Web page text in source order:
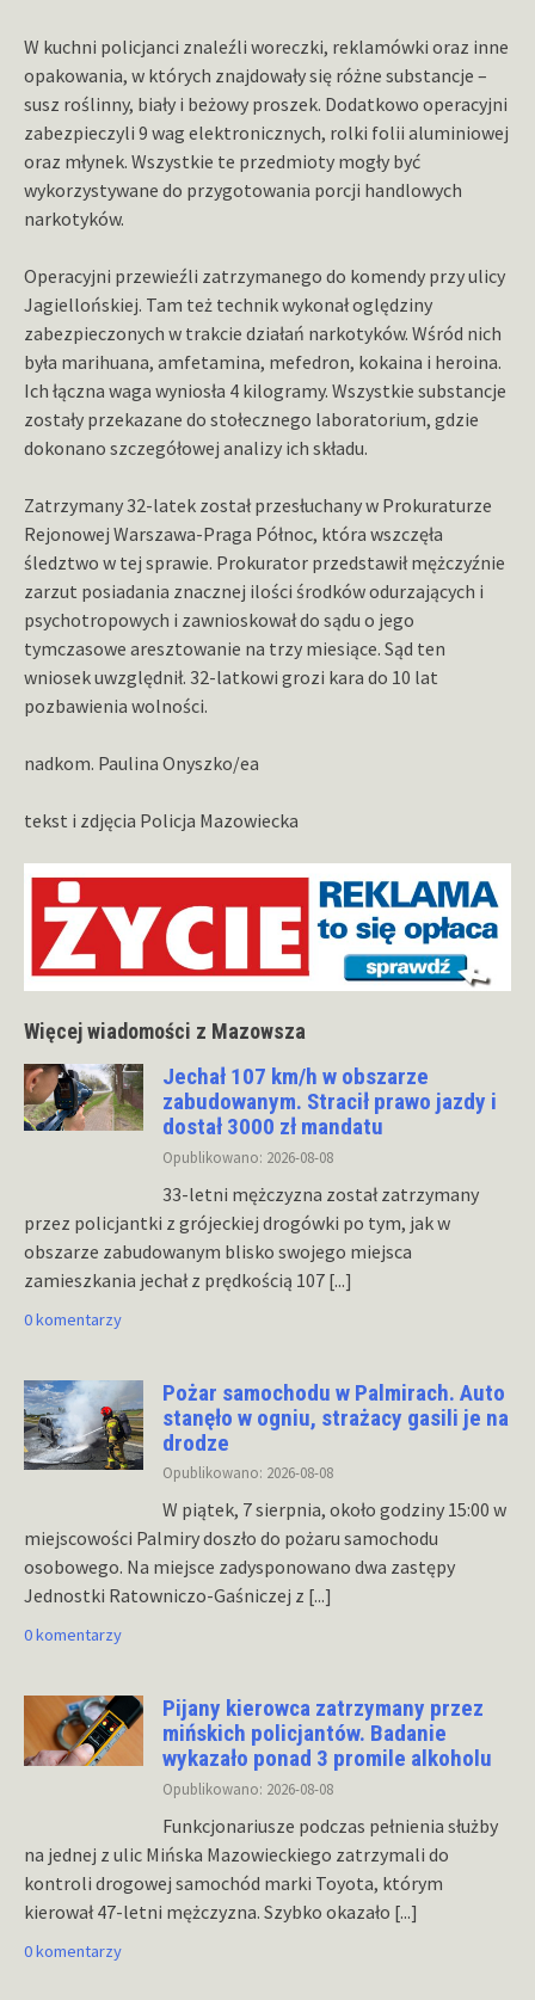
W kuchni policjanci znaleźli woreczki, reklamówki oraz inne
opakowania, w których znajdowały się różne substancje –
susz roślinny, biały i beżowy proszek. Dodatkowo operacyjni
zabezpieczyli 9 wag elektronicznych, rolki folii aluminiowej
oraz młynek. Wszystkie te przedmioty mogły być
wykorzystywane do przygotowania porcji handlowych
narkotyków.
Operacyjni przewieźli zatrzymanego do komendy przy ulicy
Jagiellońskiej. Tam też technik wykonał oględziny
zabezpieczonych w trakcie działań narkotyków. Wśród nich
była marihuana, amfetamina, mefedron, kokaina i heroina.
Ich łączna waga wyniosła 4 kilogramy. Wszystkie substancje
zostały przekazane do stołecznego laboratorium, gdzie
dokonano szczegółowej analizy ich składu.
Zatrzymany 32-latek został przesłuchany w Prokuraturze
Rejonowej Warszawa-Praga Północ, która wszczęła
śledztwo w tej sprawie. Prokurator przedstawił mężczyźnie
zarzut posiadania znacznej ilości środków odurzających i
psychotropowych i zawnioskował do sądu o jego
tymczasowe aresztowanie na trzy miesiące. Sąd ten
wniosek uwzględnił. 32-latkowi grozi kara do 10 lat
pozbawienia wolności.
nadkom. Paulina Onyszko/ea
tekst i zdjęcia Policja Mazowiecka
Więcej wiadomości z Mazowsza
Jechał 107 km/h w obszarze
zabudowanym. Stracił prawo jazdy i
dostał 3000 zł mandatu
Opublikowano: 2026-08-08
33-letni mężczyzna został zatrzymany
przez policjantki z grójeckiej drogówki po tym, jak w
obszarze zabudowanym blisko swojego miejsca
zamieszkania jechał z prędkością 107 [...]
0 komentarzy
Pożar samochodu w Palmirach. Auto
stanęło w ogniu, strażacy gasili je na
drodze
Opublikowano: 2026-08-08
W piątek, 7 sierpnia, około godziny 15:00 w
miejscowości Palmiry doszło do pożaru samochodu
osobowego. Na miejsce zadysponowano dwa zastępy
Jednostki Ratowniczo-Gaśniczej z [...]
0 komentarzy
Pijany kierowca zatrzymany przez
mińskich policjantów. Badanie
wykazało ponad 3 promile alkoholu
Opublikowano: 2026-08-08
Funkcjonariusze podczas pełnienia służby
na jednej z ulic Mińska Mazowieckiego zatrzymali do
kontroli drogowej samochód marki Toyota, którym
kierował 47-letni mężczyzna. Szybko okazało [...]
0 komentarzy